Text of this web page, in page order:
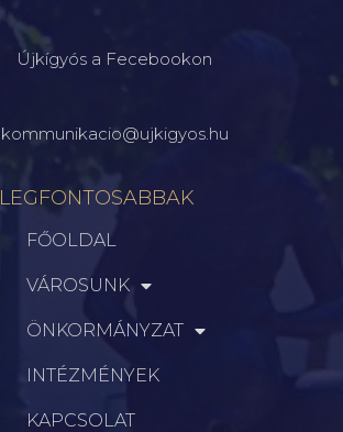
Újkígyós a Fecebookon
kommunikacio@ujkigyos.hu
LEGFONTOSABBAK
FŐOLDAL
VÁROSUNK
ÖNKORMÁNYZAT
INTÉZMÉNYEK
KAPCSOLAT